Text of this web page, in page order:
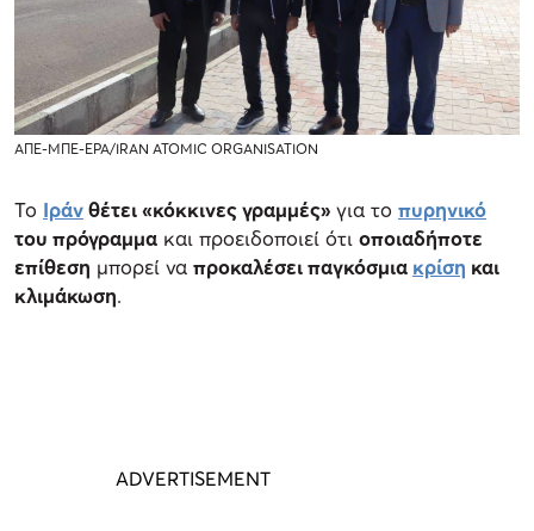
ΑΠΕ-ΜΠΕ-EPA/IRAN ATOMIC ORGANISATION
Το Ιράνθέτει «κόκκινες γραμμές» για το πυρηνικό
του πρόγραμμα και προειδοποιεί ότι οποιαδήποτε
επίθεση μπορεί να προκαλέσει παγκόσμια κρίση και
κλιμάκωση.